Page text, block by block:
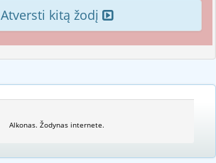
Atversti kitą žodį
Alkonas. Žodynas internete.